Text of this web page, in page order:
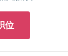
位